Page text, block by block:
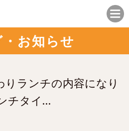
お知らせ
りランチの内容になり
チタイ…